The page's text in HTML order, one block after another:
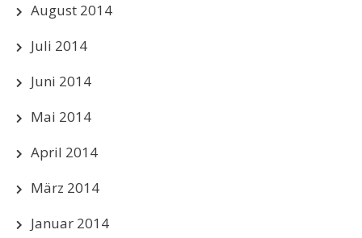
August 2014
Juli 2014
Juni 2014
Mai 2014
April 2014
März 2014
Januar 2014